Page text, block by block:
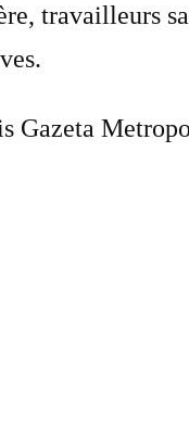
travailleurs
Gazeta